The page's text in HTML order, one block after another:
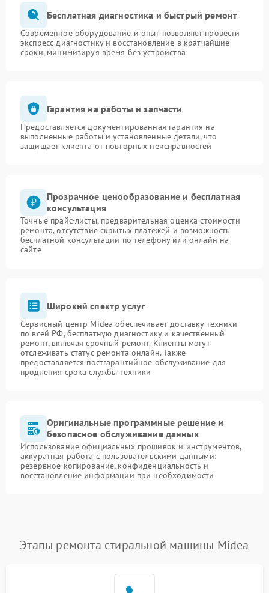
Бесплатная диагностика и быстрый ремонт
Современное оборудование и опыт позволяют провести
экспресс-диагностику и восстановление в кратчайшие
сроки, минимизируя время без устройства
Гарантия на работы и запчасти
Предоставляется документированная гарантия на
выполненные работы и установленные детали, что
защищает клиента от повторных неисправностей
Прозрачное ценообразование и бесплатная
консультация
Точные прайс-листы, предварительная оценка стоимости
ремонта, отсутствие скрытых платежей и возможность
бесплатной консультации по телефону или онлайн на
сайте
Широкий спектр услуг
Сервисный центр Midea обеспечивает доставку техники
по всей РФ, бесплатную диагностику и качественный
ремонт, включая срочный ремонт. Клиенты могут
отслеживать статус ремонта онлайн. Также
предоставляется постгарантийное обслуживание для
продления срока службы техники
Оригинальные программные решение и
безопасное обслуживание данных
Использование официальных прошивок и инструментов,
аккуратная работа с пользовательскими данными:
резервное копирование, конфиденциальность и
восстановление информации при необходимости
Этапы ремонта стиральной машины Midea